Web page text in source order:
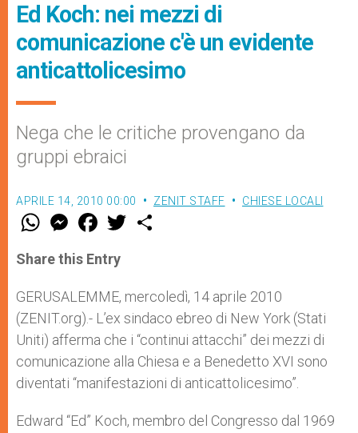
Ed Koch: nei mezzi di
comunicazione c'è un evidente
anticattolicesimo
Nega che le critiche provengano da
gruppi ebraici
APRILE 14, 2010 00:00 ZENIT STAFF CHIESE LOCALI
W
t
s
p
p
M
e
s
e
g
e
r
F
a
e
b
o
k
w
r
Share this Entry
GERUSALEMME, mercoledì, 14 aprile 2010
(ZENIT.org).- L’ex sindaco ebreo di New York (Stati
Uniti) afferma che i “continui attacchi” dei mezzi di
comunicazione alla Chiesa e a Benedetto XVI sono
diventati “manifestazioni di anticattolicesimo”.
Edward “Ed” Koch, membro del Congresso dal 1969